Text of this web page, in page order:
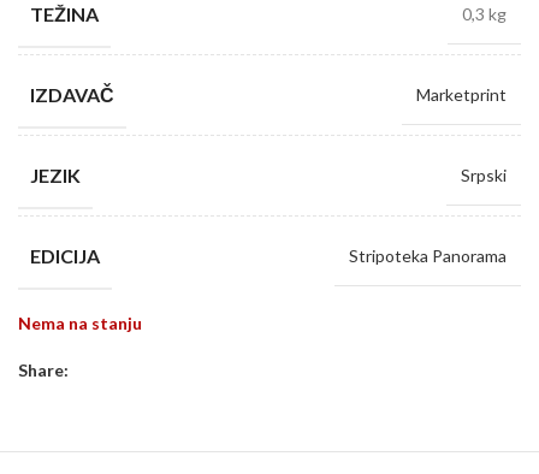
TEŽINA 0,3 kg
IZDAVAČ Marketprint
JEZIK Srpski
EDICIJA Stripoteka Panorama
Nema na stanju
Share: